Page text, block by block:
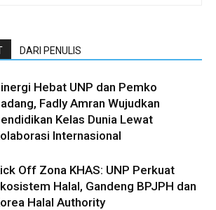
DARI PENULIS
Hebat UNP dan Pemko
Fadly Amran Wujudkan
Kelas Dunia Lewat
Internasional
Off Zona KHAS: UNP Perkuat
Halal, Gandeng BPJPH dan
Halal Authority